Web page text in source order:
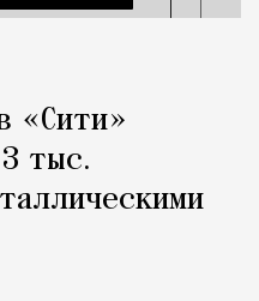
«Сити»
тыс.